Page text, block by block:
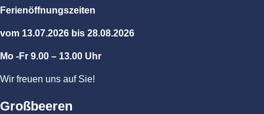
Ferienöffnungszeiten
vom 13.07.2026 bis 28.08.2026
Mo -Fr 9.00 – 13.00 Uhr
Wir freuen uns auf Sie!
Großbeeren